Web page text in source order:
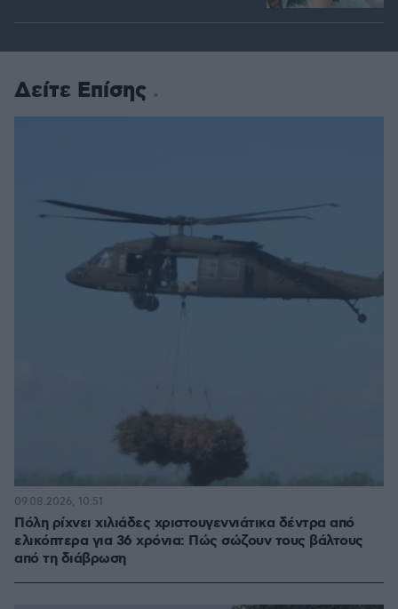
Δείτε Επίσης
Πόλη ρίχνει χιλιάδες χριστουγεννιάτικα δέντρα από
ελικόπτερα για 36 χρόνια: Πώς σώζουν τους βάλτους
από τη διάβρωση
09.08.2026, 10:51